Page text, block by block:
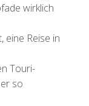
wirklich
eine Reise in
Touri-
so